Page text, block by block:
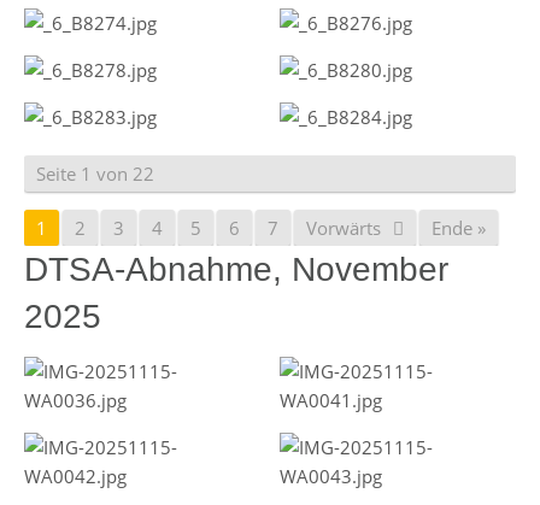
Seite 1 von 22
1 2 3 4 5 6 7 Vorwärts Ende »
DTSA-Abnahme, November
2025